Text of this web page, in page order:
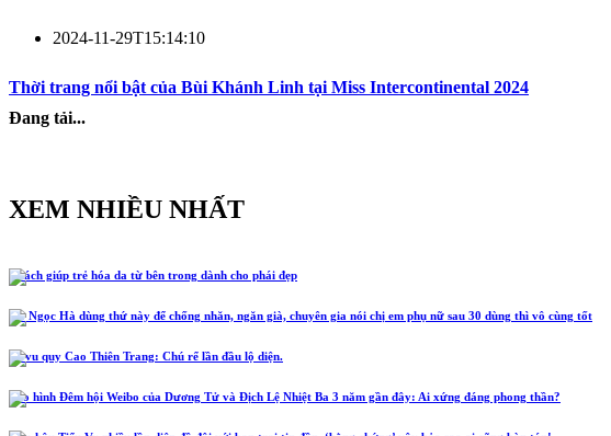
2024-11-29T15:14:10
Thời trang nổi bật của Bùi Khánh Linh tại Miss Intercontinental 2024
Đang tải...
XEM NHIỀU NHẤT
5 cách giúp trẻ hóa da từ bên trong dành cho phái đẹp
Hồ Ngọc Hà dùng thứ này để chống nhăn, ngăn già, chuyên gia nói chị em phụ nữ sau 30 dùng thì vô cùng tốt
Lễ vu quy Cao Thiên Trang: Chú rể lần đầu lộ diện.
Tạo hình Đêm hội Weibo của Dương Tử và Địch Lệ Nhiệt Ba 3 năm gần đây: Ai xứng đáng phong thần?